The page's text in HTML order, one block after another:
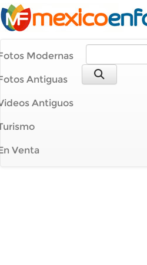
Modernas
Antiguas
Antiguos
Venta